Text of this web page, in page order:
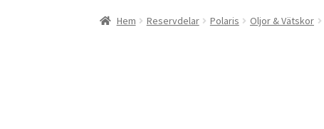
Hem Reservdelar Polaris Oljor & Vätskor